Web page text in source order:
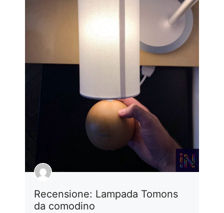
Recensione: Lampada Tomons
da comodino